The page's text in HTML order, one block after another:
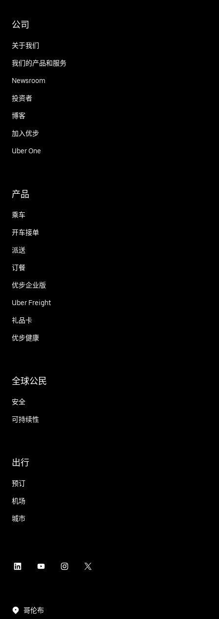
公司
关于我们
我们的产品和服务
Newsroom
投资者
博客
加入优步
Uber One
产品
乘车
开车接单
派送
订餐
优步企业版
Uber Freight
礼品卡
优步健康
全球公民
安全
可持续性
出行
预订
机场
城市
哥伦布